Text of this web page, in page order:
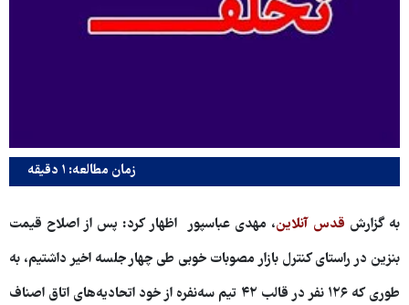
زمان مطالعه: ۱ دقیقه
به گزارش قدس آنلاین، مهدی عباسپور اظهار کرد: پس از اصلاح قیمت
بنزین در راستای کنترل بازار مصوبات خوبی طی چهار جلسه اخیر داشتیم، به
طوری که ۱۲۶ نفر در قالب ۴۲ تیم سه‌نفره از خود اتحادیه‌های اتاق اصناف